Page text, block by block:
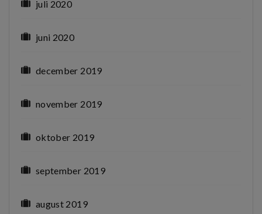
juli 2020
juni 2020
december 2019
november 2019
oktober 2019
september 2019
august 2019